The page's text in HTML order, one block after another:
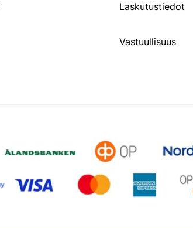
Laskutustiedot
Vastuullisuus